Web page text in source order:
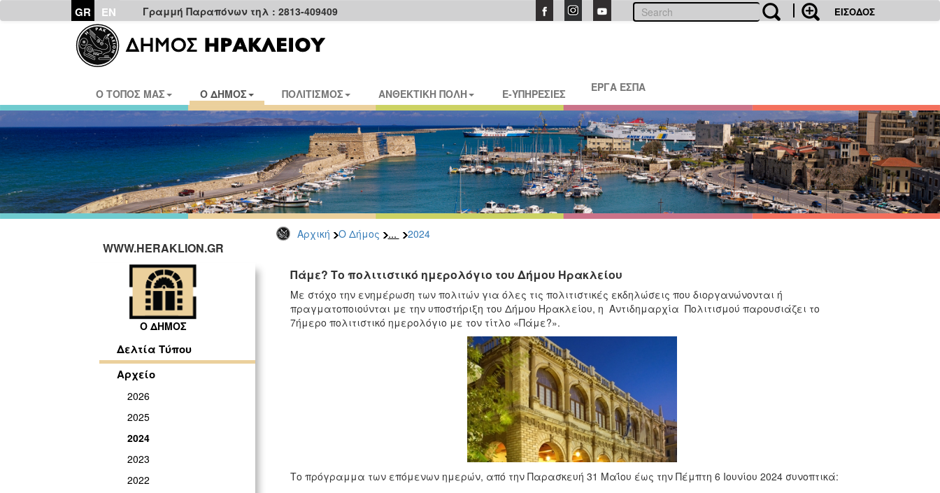
GR EN Γραμμή Παραπόνων τηλ : 2813-409409 ΕΙΣΟΔΟΣ
Ο ΤΟΠΟΣ ΜΑΣ Ο ΔΗΜΟΣ ΠΟΛΙΤΙΣΜΟΣ ΑΝΘΕΚΤΙΚΗ ΠΟΛΗ E-ΥΠΗΡΕΣΙΕΣ ΕΡΓΑ ΕΣΠΑ
Αρχική Ο Δήμος ... 2024
WWW.HERAKLION.GR
Ο ΔΗΜΟΣ
Δελτία Τύπου
Αρχείο
2026
2025
2024
2023
2022
Πάμε? Το πολιτιστικό ημερολόγιο του Δήμου Ηρακλείου
Με στόχο την ενημέρωση των πολιτών για όλες τις πολιτιστικές εκδηλώσεις που διοργανώνονται ή
πραγματοποιούνται με την υποστήριξη του Δήμου Ηρακλείου, η Αντιδημαρχία Πολιτισμού παρουσιάζει το
7ήμερο πολιτιστικό ημερολόγιο με τον τίτλο «Πάμε?».
Το πρόγραμμα των επόμενων ημερών, από την Παρασκευή 31 Μαΐου έως την Πέμπτη 6 Ιουνίου 2024 συνοπτικά: